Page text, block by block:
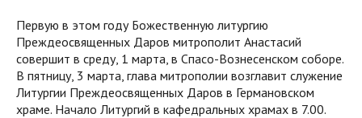
Первую в этом году Божественную литургию
Преждеосвященных Даров митрополит Анастасий
совершит в среду, 1 марта, в Спасо-Вознесенском соборе.
В пятницу, 3 марта, глава митрополии возглавит служение
Литургии Преждеосвященных Даров в Германовском
храме. Начало Литургий в кафедральных храмах в 7.00.